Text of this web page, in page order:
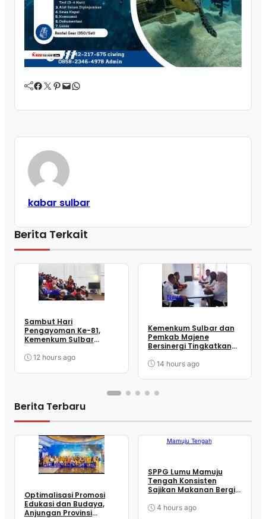
Facebook Twitter Pinterest Mail WhatsApp
kabar sulbar
Berita Terkait
News
Sambut Hari
Pengayoman Ke-81,
Kemenkum Sulbar
Melalui Sosialisasi
12 hours ago
News
Kemenkum Sulbar dan
Pemkab Majene
Bersinergi Tingkatkan
14 hours ago
Berita Terbaru
AdvetorialNasional
Optimalisasi Promosi
Edukasi dan Budaya,
Anjungan Provinsi
Mamuju Tengah
SPPG Lumu Mamuju
Tengah Konsisten
Sajikan Makanan Bergizi
Stunting
4 hours ago